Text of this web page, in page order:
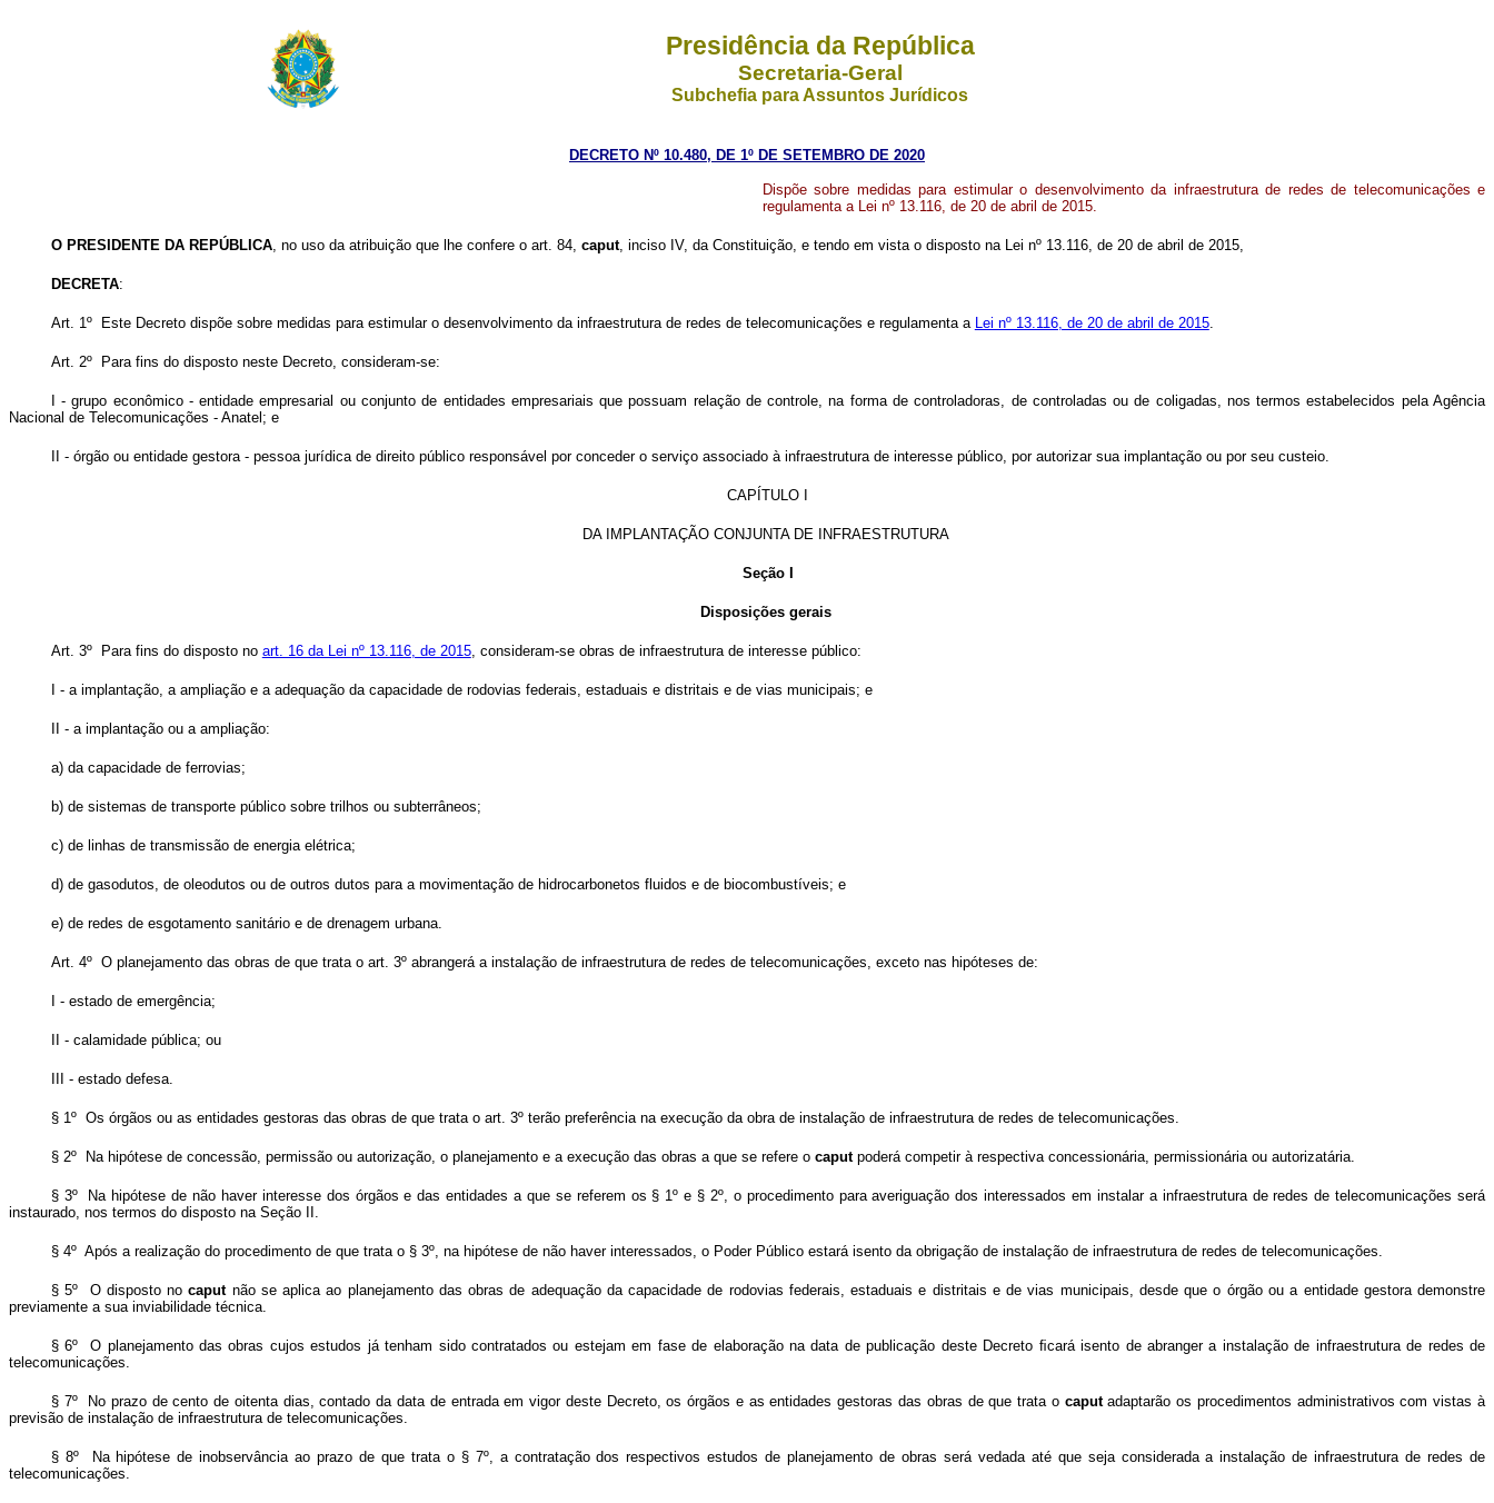
Presidência da República
Secretaria-Geral
Subchefia para Assuntos Jurídicos
DECRETO Nº 10.480, DE 1º DE SETEMBRO DE 2020
Dispõe sobre medidas para estimular o desenvolvimento da infraestrutura de redes de telecomunicações e
regulamenta a Lei nº 13.116, de 20 de abril de 2015.
O PRESIDENTE DA REPÚBLICA, no uso da atribuição que lhe confere o art. 84, caput, inciso IV, da Constituição, e tendo em vista o disposto na Lei nº 13.116, de 20 de abril de 2015,
DECRETA:
Art. 1º Este Decreto dispõe sobre medidas para estimular o desenvolvimento da infraestrutura de redes de telecomunicações e regulamenta a Lei nº 13.116, de 20 de abril de 2015.
Art. 2º Para fins do disposto neste Decreto, consideram-se:
I - grupo econômico - entidade empresarial ou conjunto de entidades empresariais que possuam relação de controle, na forma de controladoras, de controladas ou de coligadas, nos termos estabelecidos pela Agência
Nacional de Telecomunicações - Anatel; e
II - órgão ou entidade gestora - pessoa jurídica de direito público responsável por conceder o serviço associado à infraestrutura de interesse público, por autorizar sua implantação ou por seu custeio.
CAPÍTULO I
DA IMPLANTAÇÃO CONJUNTA DE INFRAESTRUTURA
Seção I
Disposições gerais
Art. 3º Para fins do disposto no art. 16 da Lei nº 13.116, de 2015, consideram-se obras de infraestrutura de interesse público:
I - a implantação, a ampliação e a adequação da capacidade de rodovias federais, estaduais e distritais e de vias municipais; e
II - a implantação ou a ampliação:
a) da capacidade de ferrovias;
b) de sistemas de transporte público sobre trilhos ou subterrâneos;
c) de linhas de transmissão de energia elétrica;
d) de gasodutos, de oleodutos ou de outros dutos para a movimentação de hidrocarbonetos fluidos e de biocombustíveis; e
e) de redes de esgotamento sanitário e de drenagem urbana.
Art. 4º O planejamento das obras de que trata o art. 3º abrangerá a instalação de infraestrutura de redes de telecomunicações, exceto nas hipóteses de:
I - estado de emergência;
II - calamidade pública; ou
III - estado defesa.
§ 1º Os órgãos ou as entidades gestoras das obras de que trata o art. 3º terão preferência na execução da obra de instalação de infraestrutura de redes de telecomunicações.
§ 2º Na hipótese de concessão, permissão ou autorização, o planejamento e a execução das obras a que se refere o caputpoderá competir à respectiva concessionária, permissionária ou autorizatária.
§ 3º Na hipótese de não haver interesse dos órgãos e das entidades a que se referem os § 1º e § 2º, o procedimento para averiguação dos interessados em instalar a infraestrutura de redes de telecomunicações será
instaurado, nos termos do disposto na Seção II.
§ 4º Após a realização do procedimento de que trata o § 3º, na hipótese de não haver interessados, o Poder Público estará isento da obrigação de instalação de infraestrutura de redes de telecomunicações.
§ 5º O disposto nocaput não se aplica ao planejamento das obras de adequação da capacidade de rodovias federais, estaduais e distritais e de vias municipais, desde que o órgão ou a entidade gestora demonstre
previamente a sua inviabilidade técnica.
§ 6º O planejamento das obras cujos estudos já tenham sido contratados ou estejam em fase de elaboração na data de publicação deste Decreto ﬁcará isento de abranger a instalação de infraestrutura de redes de
telecomunicações.
§ 7º No prazo de cento de oitenta dias, contado da data de entrada em vigor deste Decreto, os órgãos e as entidades gestoras das obras de que trata o caputadaptarão os procedimentos administrativos com vistas à
previsão de instalação de infraestrutura de telecomunicações.
§ 8º Na hipótese de inobservância ao prazo de que trata o § 7º, a contratação dos respectivos estudos de planejamento de obras será vedada até que seja considerada a instalação de infraestrutura de redes de
telecomunicações.